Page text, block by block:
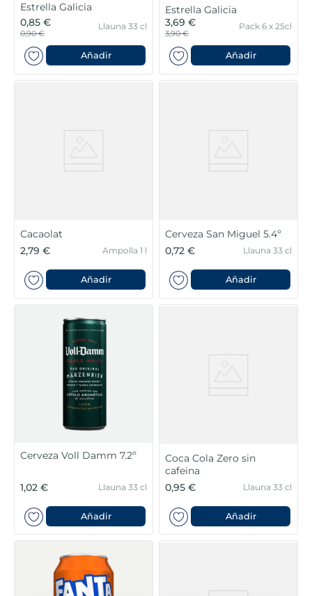
Estrella Galicia
0,85 €
0,90 €
Llauna 33 cl
Añadir
Estrella Galicia
3,69 €
3,90 €
Pack 6 x 25cl
Añadir
Cacaolat
2,79 €
Ampolla 1 l
Añadir
Cerveza San Miguel 5.4º
0,72 €
Llauna 33 cl
Añadir
Cerveza Voll Damm 7.2º
1,02 € Llauna 33 cl
Añadir
Coca Cola Zero sin
cafeina
0,95 €
Llauna 33 cl
Añadir